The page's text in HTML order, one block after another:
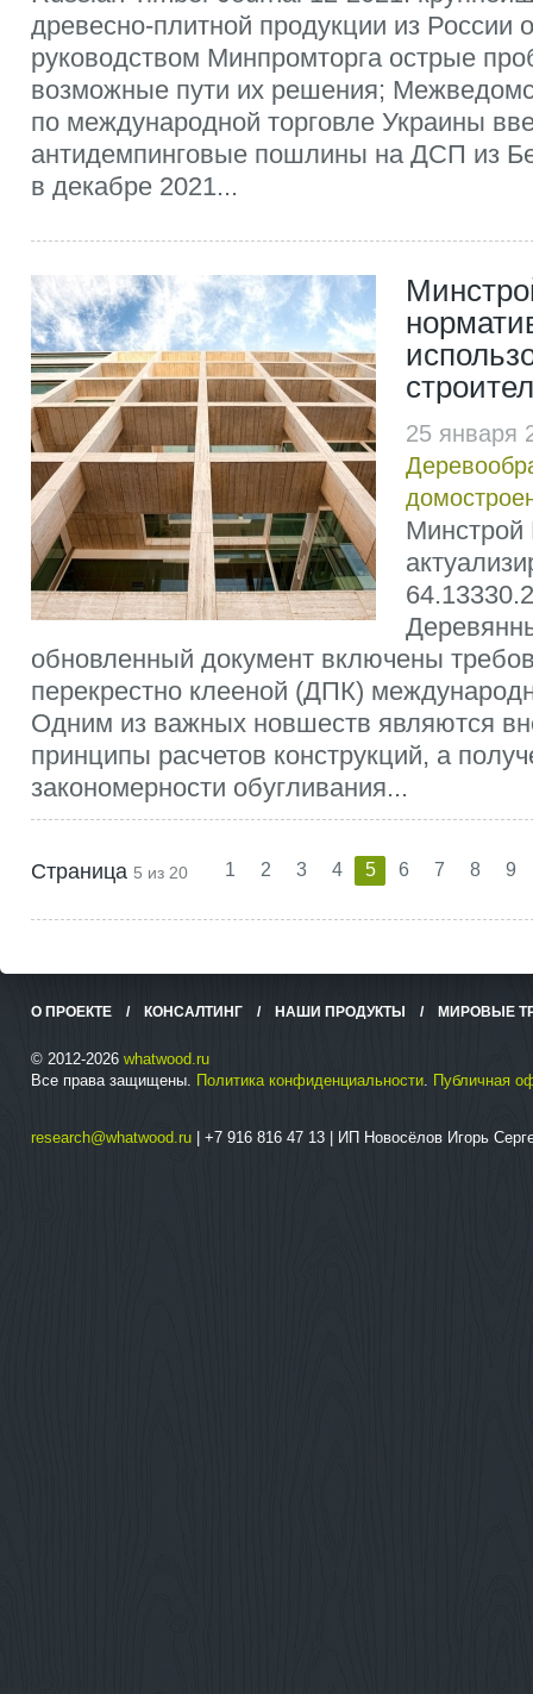
древесно-плитной продукции из России
руководством Минпромторга острые
возможные пути их решения;
по международной торговле Украины
антидемпинговые пошлины на ДСП из
в декабре 2021...
25 января
Минстрой
обновленный документ включены
перекрестно клееной (ДПК)
Одним из важных новшеств являются
принципы расчетов конструкций, а
закономерности обугливания...
Страница 5 из 20 1 2 3 4 5 6 7 8 9
О ПРОЕКТЕ / КОНСАЛТИНГ / НАШИ ПРОДУКТЫ / МИРОВЫЕ
© 2012-2026 whatwood.ru
Все права защищены. Политика конфиденциальности. Публичная
research@whatwood.ru | +7 916 816 47 13 | ИП Новосёлов Игорь